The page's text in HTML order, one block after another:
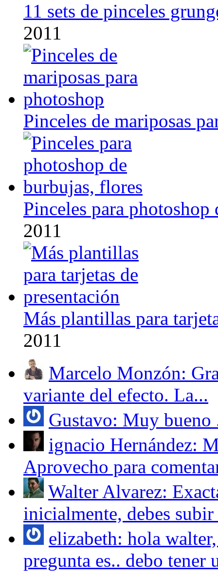
11 sets de pinceles
2011
Pinceles de mariposas
Pinceles para
2011
Más plantillas para
2011
Marcelo Monzón:
variante del efecto. La...
Gustavo: Muy bueno
ignacio Hernández:
Aprovecho para
Walter Alvarez:
inicialmente, debes
elizabeth: hola
pregunta es.. debo tener